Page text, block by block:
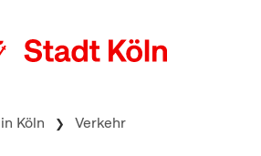
Köln Verkehr